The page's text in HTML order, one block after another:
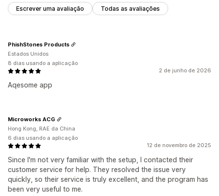
Escrever uma avaliação Todas as avaliações
2 de junho de 2026
Aqesome app
PhishStones Products
Estados Unidos
8 dias usando a aplicação
12 de novembro de 2025
Since I'm not very familiar with the setup, I contacted their
customer service for help. They resolved the issue very
quickly, so their service is truly excellent, and the program has
been very useful to me.
Microworks ACG
Hong Kong, RAE da China
6 dias usando a aplicação